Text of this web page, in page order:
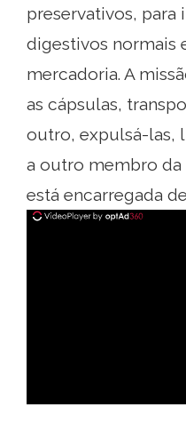
preservativos, para
digestivos normais
mercadoria. A
as cápsulas,
outro, expulsá-las,
a outro membro da
está encarregada